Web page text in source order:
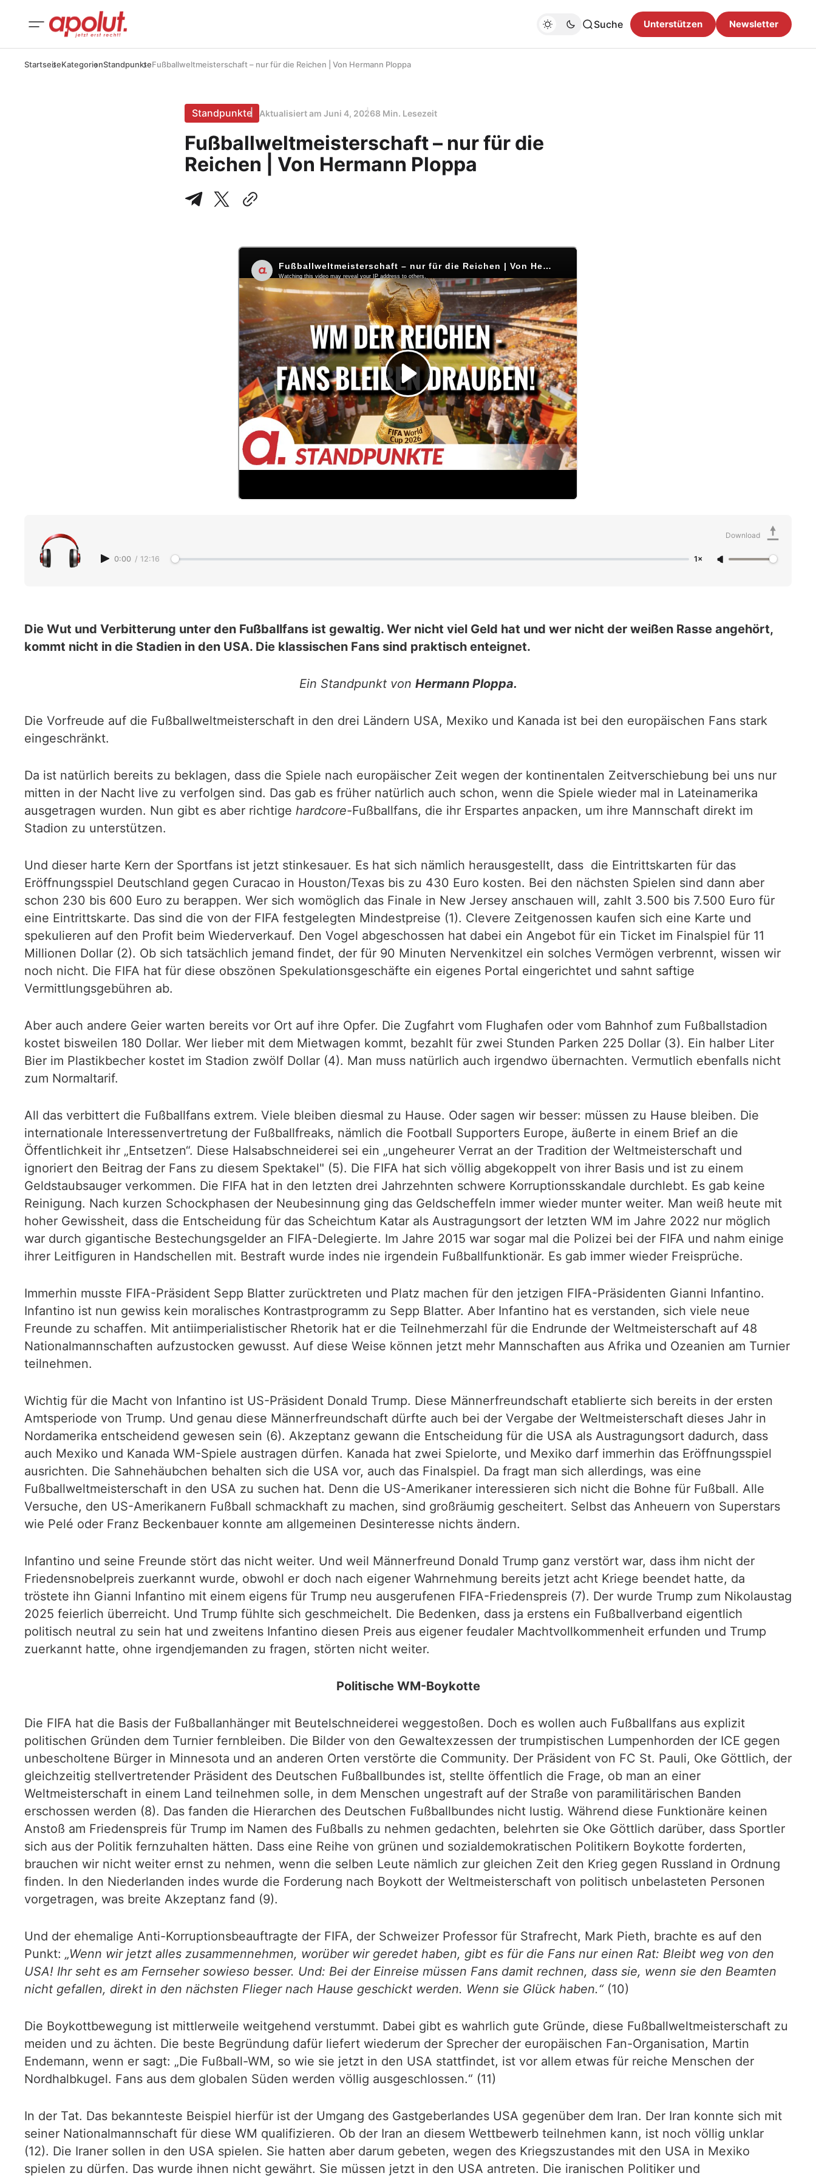
Suche Unterstützen Newsletter
StartseiteKategorienStandpunkteFußballweltmeisterschaft – nur für die Reichen | Von Hermann Ploppa
Standpunkte Aktualisiert am Juni 4, 20268 Min. Lesezeit
Fußballweltmeisterschaft – nur für die
Reichen | Von Hermann Ploppa
0:00 / 12:16 1×
Download
Die Wut und Verbitterung unter den Fußballfans ist gewaltig. Wer nicht viel Geld hat und wer nicht der weißen Rasse angehört,
kommt nicht in die Stadien in den USA. Die klassischen Fans sind praktisch enteignet.
Ein Standpunkt von Hermann Ploppa.
Die Vorfreude auf die Fußballweltmeisterschaft in den drei Ländern USA, Mexiko und Kanada ist bei den europäischen Fans stark
eingeschränkt.
Da ist natürlich bereits zu beklagen, dass die Spiele nach europäischer Zeit wegen der kontinentalen Zeitverschiebung bei uns nur
mitten in der Nacht live zu verfolgen sind. Das gab es früher natürlich auch schon, wenn die Spiele wieder mal in Lateinamerika
ausgetragen wurden. Nun gibt es aber richtige hardcore-Fußballfans, die ihr Erspartes anpacken, um ihre Mannschaft direkt im
Stadion zu unterstützen.
Und dieser harte Kern der Sportfans ist jetzt stinkesauer. Es hat sich nämlich herausgestellt, dass die Eintrittskarten für das
Eröffnungsspiel Deutschland gegen Curacao in Houston/Texas bis zu 430 Euro kosten. Bei den nächsten Spielen sind dann aber
schon 230 bis 600 Euro zu berappen. Wer sich womöglich das Finale in New Jersey anschauen will, zahlt 3.500 bis 7.500 Euro für
eine Eintrittskarte. Das sind die von der FIFA festgelegten Mindestpreise (1). Clevere Zeitgenossen kaufen sich eine Karte und
spekulieren auf den Profit beim Wiederverkauf. Den Vogel abgeschossen hat dabei ein Angebot für ein Ticket im Finalspiel für 11
Millionen Dollar (2). Ob sich tatsächlich jemand findet, der für 90 Minuten Nervenkitzel ein solches Vermögen verbrennt, wissen wir
noch nicht. Die FIFA hat für diese obszönen Spekulationsgeschäfte ein eigenes Portal eingerichtet und sahnt saftige
Vermittlungsgebühren ab.
Aber auch andere Geier warten bereits vor Ort auf ihre Opfer. Die Zugfahrt vom Flughafen oder vom Bahnhof zum Fußballstadion
kostet bisweilen 180 Dollar. Wer lieber mit dem Mietwagen kommt, bezahlt für zwei Stunden Parken 225 Dollar (3). Ein halber Liter
Bier im Plastikbecher kostet im Stadion zwölf Dollar (4). Man muss natürlich auch irgendwo übernachten. Vermutlich ebenfalls nicht
zum Normaltarif.
All das verbittert die Fußballfans extrem. Viele bleiben diesmal zu Hause. Oder sagen wir besser: müssen zu Hause bleiben. Die
internationale Interessenvertretung der Fußballfreaks, nämlich die Football Supporters Europe, äußerte in einem Brief an die
Öffentlichkeit ihr „Entsetzen“. Diese Halsabschneiderei sei ein „ungeheurer Verrat an der Tradition der Weltmeisterschaft und
ignoriert den Beitrag der Fans zu diesem Spektakel" (5). Die FIFA hat sich völlig abgekoppelt von ihrer Basis und ist zu einem
Geldstaubsauger verkommen. Die FIFA hat in den letzten drei Jahrzehnten schwere Korruptionsskandale durchlebt. Es gab keine
Reinigung. Nach kurzen Schockphasen der Neubesinnung ging das Geldscheffeln immer wieder munter weiter. Man weiß heute mit
hoher Gewissheit, dass die Entscheidung für das Scheichtum Katar als Austragungsort der letzten WM im Jahre 2022 nur möglich
war durch gigantische Bestechungsgelder an FIFA-Delegierte. Im Jahre 2015 war sogar mal die Polizei bei der FIFA und nahm einige
ihrer Leitfiguren in Handschellen mit. Bestraft wurde indes nie irgendein Fußballfunktionär. Es gab immer wieder Freisprüche.
Immerhin musste FIFA-Präsident Sepp Blatter zurücktreten und Platz machen für den jetzigen FIFA-Präsidenten Gianni Infantino.
Infantino ist nun gewiss kein moralisches Kontrastprogramm zu Sepp Blatter. Aber Infantino hat es verstanden, sich viele neue
Freunde zu schaffen. Mit antiimperialistischer Rhetorik hat er die Teilnehmerzahl für die Endrunde der Weltmeisterschaft auf 48
Nationalmannschaften aufzustocken gewusst. Auf diese Weise können jetzt mehr Mannschaften aus Afrika und Ozeanien am Turnier
teilnehmen.
Wichtig für die Macht von Infantino ist US-Präsident Donald Trump. Diese Männerfreundschaft etablierte sich bereits in der ersten
Amtsperiode von Trump. Und genau diese Männerfreundschaft dürfte auch bei der Vergabe der Weltmeisterschaft dieses Jahr in
Nordamerika entscheidend gewesen sein (6). Akzeptanz gewann die Entscheidung für die USA als Austragungsort dadurch, dass
auch Mexiko und Kanada WM-Spiele austragen dürfen. Kanada hat zwei Spielorte, und Mexiko darf immerhin das Eröffnungsspiel
ausrichten. Die Sahnehäubchen behalten sich die USA vor, auch das Finalspiel. Da fragt man sich allerdings, was eine
Fußballweltmeisterschaft in den USA zu suchen hat. Denn die US-Amerikaner interessieren sich nicht die Bohne für Fußball. Alle
Versuche, den US-Amerikanern Fußball schmackhaft zu machen, sind großräumig gescheitert. Selbst das Anheuern von Superstars
wie Pelé oder Franz Beckenbauer konnte am allgemeinen Desinteresse nichts ändern.
Infantino und seine Freunde stört das nicht weiter. Und weil Männerfreund Donald Trump ganz verstört war, dass ihm nicht der
Friedensnobelpreis zuerkannt wurde, obwohl er doch nach eigener Wahrnehmung bereits jetzt acht Kriege beendet hatte, da
tröstete ihn Gianni Infantino mit einem eigens für Trump neu ausgerufenen FIFA-Friedenspreis (7). Der wurde Trump zum Nikolaustag
2025 feierlich überreicht. Und Trump fühlte sich geschmeichelt. Die Bedenken, dass ja erstens ein Fußballverband eigentlich
politisch neutral zu sein hat und zweitens Infantino diesen Preis aus eigener feudaler Machtvollkommenheit erfunden und Trump
zuerkannt hatte, ohne irgendjemanden zu fragen, störten nicht weiter.
Politische WM-Boykotte
Die FIFA hat die Basis der Fußballanhänger mit Beutelschneiderei weggestoßen. Doch es wollen auch Fußballfans aus explizit
politischen Gründen dem Turnier fernbleiben. Die Bilder von den Gewaltexzessen der trumpistischen Lumpenhorden der ICE gegen
unbescholtene Bürger in Minnesota und an anderen Orten verstörte die Community. Der Präsident von FC St. Pauli, Oke Göttlich, der
gleichzeitig stellvertretender Präsident des Deutschen Fußballbundes ist, stellte öffentlich die Frage, ob man an einer
Weltmeisterschaft in einem Land teilnehmen solle, in dem Menschen ungestraft auf der Straße von paramilitärischen Banden
erschossen werden (8). Das fanden die Hierarchen des Deutschen Fußballbundes nicht lustig. Während diese Funktionäre keinen
Anstoß am Friedenspreis für Trump im Namen des Fußballs zu nehmen gedachten, belehrten sie Oke Göttlich darüber, dass Sportler
sich aus der Politik fernzuhalten hätten. Dass eine Reihe von grünen und sozialdemokratischen Politikern Boykotte forderten,
brauchen wir nicht weiter ernst zu nehmen, wenn die selben Leute nämlich zur gleichen Zeit den Krieg gegen Russland in Ordnung
finden. In den Niederlanden indes wurde die Forderung nach Boykott der Weltmeisterschaft von politisch unbelasteten Personen
vorgetragen, was breite Akzeptanz fand (9).
Und der ehemalige Anti-Korruptionsbeauftragte der FIFA, der Schweizer Professor für Strafrecht, Mark Pieth, brachte es auf den
Punkt: „Wenn wir jetzt alles zusammennehmen, worüber wir geredet haben, gibt es für die Fans nur einen Rat: Bleibt weg von den
USA! Ihr seht es am Fernseher sowieso besser. Und: Bei der Einreise müssen Fans damit rechnen, dass sie, wenn sie den Beamten
nicht gefallen, direkt in den nächsten Flieger nach Hause geschickt werden. Wenn sie Glück haben.“(10)
Die Boykottbewegung ist mittlerweile weitgehend verstummt. Dabei gibt es wahrlich gute Gründe, diese Fußballweltmeisterschaft zu
meiden und zu ächten. Die beste Begründung dafür liefert wiederum der Sprecher der europäischen Fan-Organisation, Martin
Endemann, wenn er sagt: „Die Fußball-WM, so wie sie jetzt in den USA stattfindet, ist vor allem etwas für reiche Menschen der
Nordhalbkugel. Fans aus dem globalen Süden werden völlig ausgeschlossen.“ (11)
In der Tat. Das bekannteste Beispiel hierfür ist der Umgang des Gastgeberlandes USA gegenüber dem Iran. Der Iran konnte sich mit
seiner Nationalmannschaft für diese WM qualifizieren. Ob der Iran an diesem Wettbewerb teilnehmen kann, ist noch völlig unklar
(12). Die Iraner sollen in den USA spielen. Sie hatten aber darum gebeten, wegen des Kriegszustandes mit den USA in Mexiko
spielen zu dürfen. Das wurde ihnen nicht gewährt. Sie müssen jetzt in den USA antreten. Die iranischen Politiker und